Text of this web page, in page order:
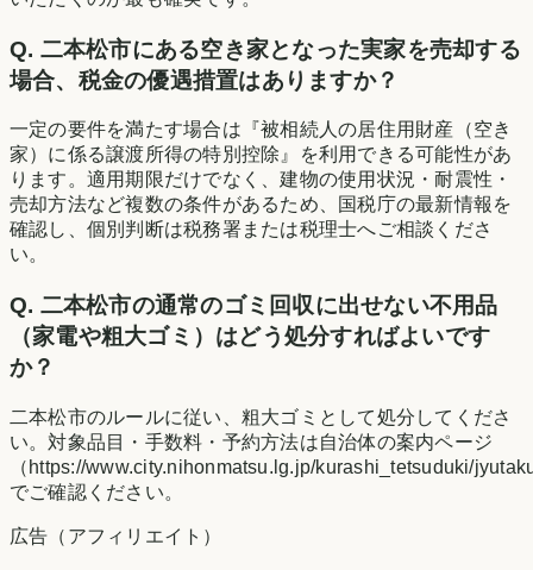
Q. 二本松市にある空き家となった実家を売却する
場合、税金の優遇措置はありますか？
一定の要件を満たす場合は『被相続人の居住用財産（空き
家）に係る譲渡所得の特別控除』を利用できる可能性があ
ります。適用期限だけでなく、建物の使用状況・耐震性・
売却方法など複数の条件があるため、国税庁の最新情報を
確認し、個別判断は税務署または税理士へご相談くださ
い。
Q. 二本松市の通常のゴミ回収に出せない不用品
（家電や粗大ゴミ）はどう処分すればよいです
か？
二本松市のルールに従い、粗大ゴミとして処分してくださ
い。対象品目・手数料・予約方法は自治体の案内ページ
（https://www.city.nihonmatsu.lg.jp/kurashi_tetsuduki/
でご確認ください。
広告（アフィリエイト）